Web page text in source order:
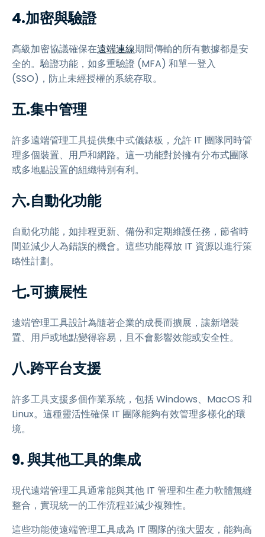
4.加密與驗證
高級加密協議確保在遠端連線期間傳輸的所有數據都是安
全的。驗證功能，如多重驗證 (MFA) 和單一登入
(SSO)，防止未經授權的系統存取。
五.集中管理
許多遠端管理工具提供集中式儀錶板，允許 IT 團隊同時管
理多個裝置、用戶和網路。這一功能對於擁有分布式團隊
或多地點設置的組織特別有利。
六.自動化功能
自動化功能，如排程更新、備份和定期維護任務，節省時
間並減少人為錯誤的機會。這些功能釋放 IT 資源以進行策
略性計劃。
七.可擴展性
遠端管理工具設計為隨著企業的成長而擴展，讓新增裝
置、用戶或地點變得容易，且不會影響效能或安全性。
八.跨平台支援
許多工具支援多個作業系統，包括 Windows、MacOS 和
Linux。這種靈活性確保 IT 團隊能夠有效管理多樣化的環
境。
9. 與其他工具的集成
現代遠端管理工具通常能與其他 IT 管理和生產力軟體無縫
整合，實現統一的工作流程並減少複雜性。
這些功能使遠端管理工具成為 IT 團隊的強大盟友，能夠高